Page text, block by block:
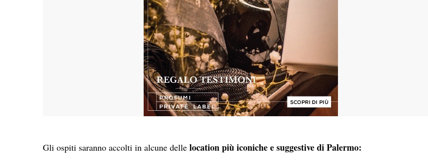
Gli ospiti saranno accolti in alcune delle location più iconiche e suggestive di Palermo: